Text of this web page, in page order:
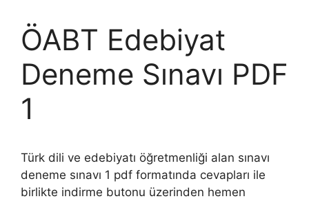
ÖABT Edebiyat
Deneme Sınavı PDF
1
Türk dili ve edebiyatı öğretmenliği alan sınavı
deneme sınavı 1 pdf formatında cevapları ile
birlikte indirme butonu üzerinden hemen